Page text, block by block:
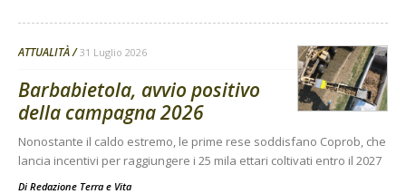
ATTUALITÀ 31 Luglio 2026
Barbabietola, avvio positivo
della campagna 2026
Nonostante il caldo estremo, le prime rese soddisfano Coprob, che
lancia incentivi per raggiungere i 25 mila ettari coltivati entro il 2027
Di Redazione Terra e Vita